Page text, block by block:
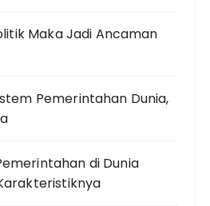
Maka Jadi Ancaman
Pemerintahan Dunia,
di Dunia